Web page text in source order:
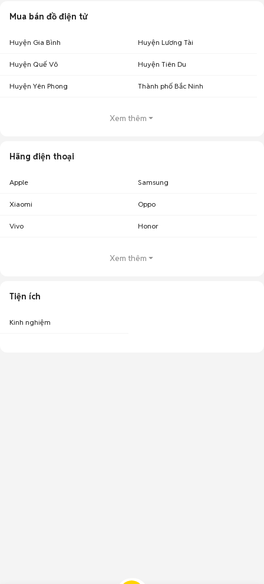
Mua bán đồ điện tử
Huyện Gia Bình Huyện Lương Tài
Huyện Quế Võ Huyện Tiên Du
Huyện Yên Phong Thành phố Bắc Ninh
Xem thêm
Hãng điện thoại
Apple Samsung
Xiaomi Oppo
Vivo Honor
Xem thêm
Tiện ích
Kinh nghiệm